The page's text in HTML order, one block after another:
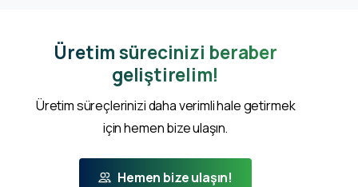
Üretim sürecinizi beraber
geliştirelim!
Üretim süreçlerinizi daha verimli hale getirmek
için hemen bize ulaşın.
Hemen bize ulaşın!